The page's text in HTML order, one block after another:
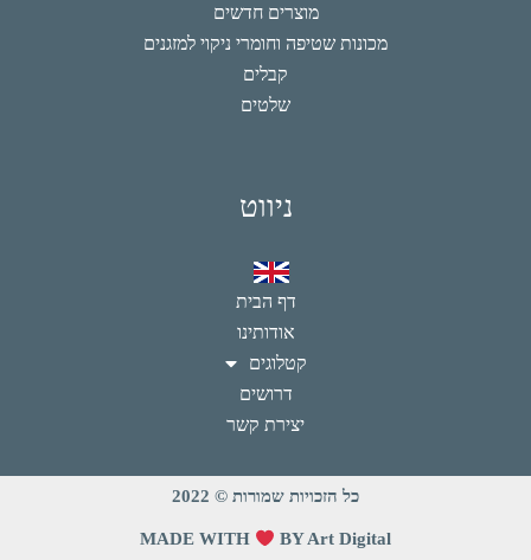
מוצרים חדשים
מכונות שטיפה וחומרי ניקוי למזגנים
קבלים
שלטים
ניווט
דף הבית
אודותינו
קטלוגים
דרושים
יצירת קשר
כל הזכויות שמורות © 2022
MADE WITH BY Art Digital